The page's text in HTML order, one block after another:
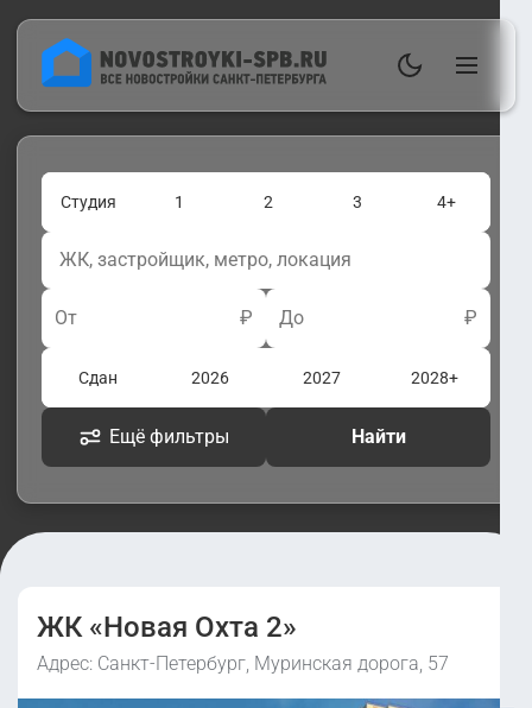
Студия 1 2 3 4+
От ₽ До ₽
Сдан 2026 2027 2028+
Ещё фильтры Найти
ЖК «Новая Охта 2»
Адрес: Санкт-Петербург, Муринская дорога, 57